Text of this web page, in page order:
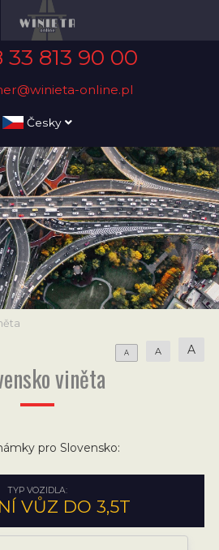
33 813 90 00
online.pl
Česky
A A A
viněta
pro Slovensko:
TYP VOZIDLA:
VŮZ DO 3,5T